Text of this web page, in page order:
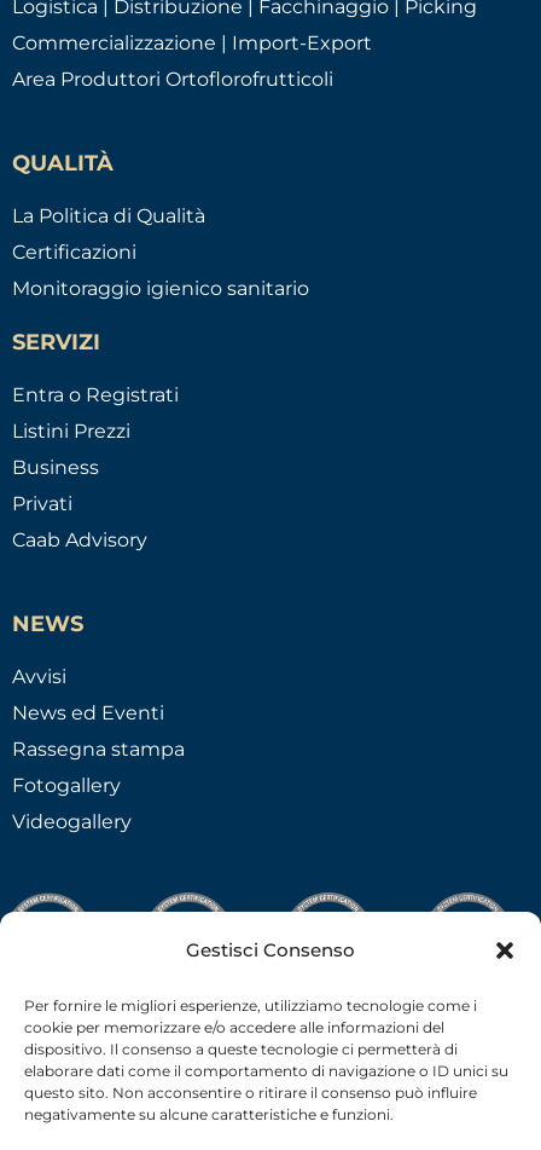
Gestisci Consenso
Per fornire le migliori esperienze, utilizziamo tecnologie come i
cookie per memorizzare e/o accedere alle informazioni del
dispositivo. Il consenso a queste tecnologie ci permetterà di
elaborare dati come il comportamento di navigazione o ID unici su
questo sito. Non acconsentire o ritirare il consenso può influire
negativamente su alcune caratteristiche e funzioni.
Logistica | Distribuzione | Facchinaggio | Picking
Commercializzazione | Import-Export
Area Produttori Ortoflorofrutticoli
QUALITÀ
La Politica di Qualità
Certificazioni
Monitoraggio igienico sanitario
SERVIZI
Entra o Registrati
Listini Prezzi
Business
Privati
Caab Advisory
NEWS
Avvisi
News ed Eventi
Rassegna stampa
Fotogallery
Videogallery